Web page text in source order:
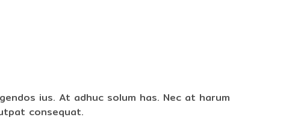
ius. At adhuc solum has. Nec at harum
consequat.